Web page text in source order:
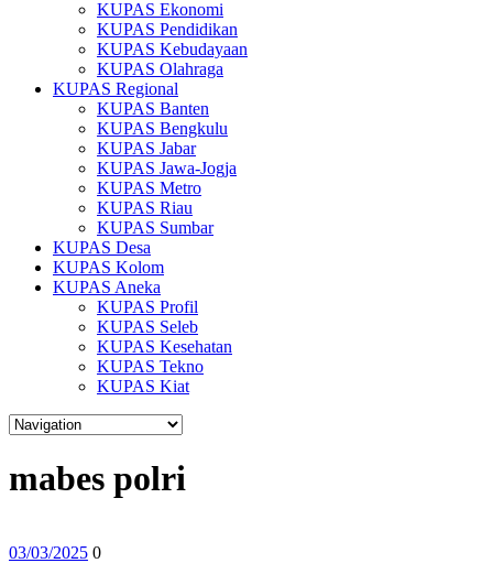
KUPAS Ekonomi
KUPAS Pendidikan
KUPAS Kebudayaan
KUPAS Olahraga
KUPAS Regional
KUPAS Banten
KUPAS Bengkulu
KUPAS Jabar
KUPAS Jawa-Jogja
KUPAS Metro
KUPAS Riau
KUPAS Sumbar
KUPAS Desa
KUPAS Kolom
KUPAS Aneka
KUPAS Profil
KUPAS Seleb
KUPAS Kesehatan
KUPAS Tekno
KUPAS Kiat
mabes polri
03/03/2025 0